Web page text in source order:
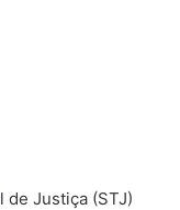
de Justiça (STJ)